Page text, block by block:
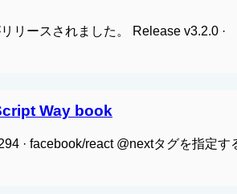
リースされました。 Release v3.2.0 ·
Way book
· facebook/react @nextタグを指定す